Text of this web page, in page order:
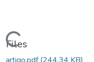
Loading...
Files